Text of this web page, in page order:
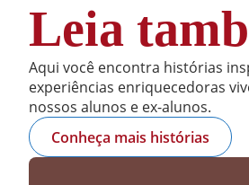
Leia
Aqui você encontra histórias
experiências enriquecedoras
nossos alunos e ex-alunos.
Conheça mais histórias